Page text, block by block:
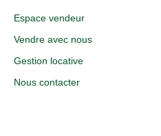
Espace vendeur
Vendre avec nous
Gestion locative
Nous contacter